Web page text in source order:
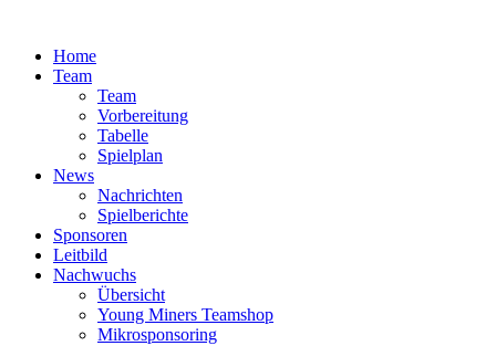
springenHome
Team
Team
Vorbereitung
Tabelle
Spielplan
News
Nachrichten
Spielberichte
Sponsoren
Leitbild
Nachwuchs
Übersicht
Young Miners Teamshop
Mikrosponsoring